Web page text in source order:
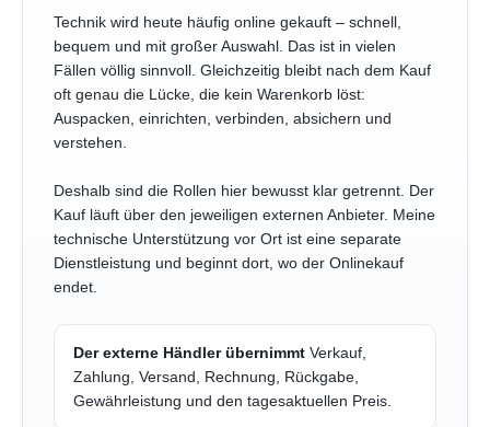
Technik wird heute häufig online gekauft – schnell,
bequem und mit großer Auswahl. Das ist in vielen
Fällen völlig sinnvoll. Gleichzeitig bleibt nach dem Kauf
oft genau die Lücke, die kein Warenkorb löst:
Auspacken, einrichten, verbinden, absichern und
verstehen.
Deshalb sind die Rollen hier bewusst klar getrennt. Der
Kauf läuft über den jeweiligen externen Anbieter. Meine
technische Unterstützung vor Ort ist eine separate
Dienstleistung und beginnt dort, wo der Onlinekauf
endet.
Der externe Händler übernimmt Verkauf,
Zahlung, Versand, Rechnung, Rückgabe,
Gewährleistung und den tagesaktuellen Preis.